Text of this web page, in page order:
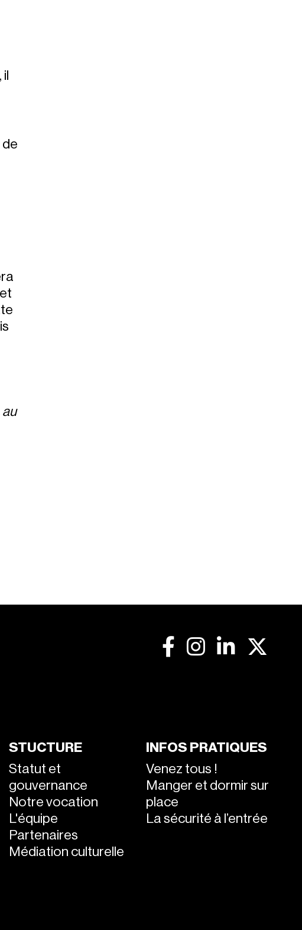
de
au
STUCTURE
Statut et
gouvernance
Notre vocation
L'équipe
Partenaires
Médiation culturelle
INFOS PRATIQUES
Venez tous !
Manger et dormir sur
place
La sécurité à l’entrée